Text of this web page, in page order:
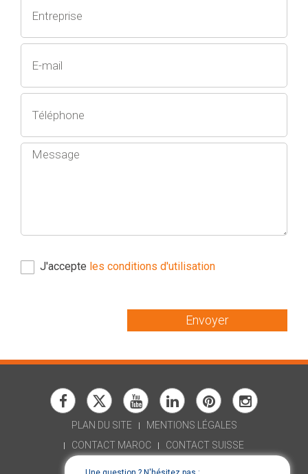
J'accepte les conditions d'utilisation
Envoyer
PLAN DU SITE
MENTIONS LÉGALES
CONTACT MAROC
CONTACT SUISSE